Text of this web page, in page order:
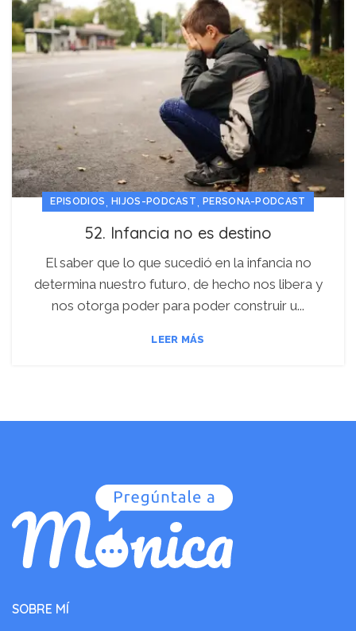
EPISODIOS ,HIJOS-PODCAST ,PERSONA-PODCAST
52. Infancia no es destino
El saber que lo que sucedió en la infancia no
determina nuestro futuro, de hecho nos libera y
nos otorga poder para poder construir u...
LEER MÁS
SOBRE MÍ